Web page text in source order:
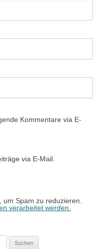
Kommentare via E-
via E-Mail.
Spam zu reduzieren.
verarbeitet werden.